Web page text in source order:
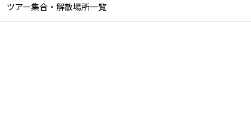
ツアー集合・解散場所一覧